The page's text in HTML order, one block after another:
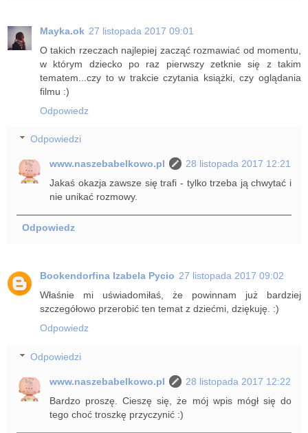
Mayka.ok 27 listopada 2017 09:01
O takich rzeczach najlepiej zacząć rozmawiać od momentu,
w którym dziecko po raz pierwszy zetknie się z takim
tematem...czy to w trakcie czytania książki, czy oglądania
filmu :)
Odpowiedz
Odpowiedzi
www.naszebabelkowo.pl
28 listopada 2017 12:21
Jakaś okazja zawsze się trafi - tylko trzeba ją chwytać i
nie unikać rozmowy.
Odpowiedz
Bookendorfina Izabela Pycio 27 listopada 2017 09:02
Właśnie mi uświadomiłaś, że powinnam już bardziej
szczegółowo przerobić ten temat z dziećmi, dziękuję. :)
Odpowiedz
Odpowiedzi
www.naszebabelkowo.pl
28 listopada 2017 12:22
Bardzo proszę. Cieszę się, że mój wpis mógł się do
tego choć troszkę przyczynić :)